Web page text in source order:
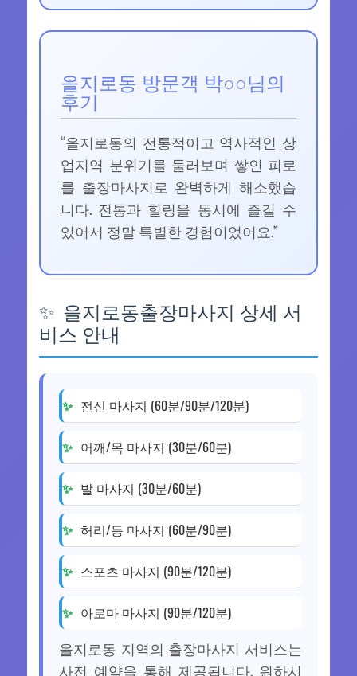
을지로동 방문객 박○○님의
후기
“을지로동의 전통적이고 역사적인 상
업지역 분위기를 둘러보며 쌓인 피로
를 출장마사지로 완벽하게 해소했습
니다. 전통과 힐링을 동시에 즐길 수
있어서 정말 특별한 경험이었어요.”
을지로동출장마사지 상세 서
비스 안내
전신 마사지 (60분/90분/120분)
어깨/목 마사지 (30분/60분)
발 마사지 (30분/60분)
허리/등 마사지 (60분/90분)
스포츠 마사지 (90분/120분)
아로마 마사지 (90분/120분)
을지로동 지역의 출장마사지 서비스는
사전 예약을 통해 제공됩니다. 원하시